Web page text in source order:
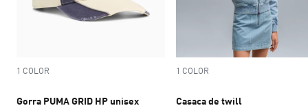
1 COLOR
Gorra PUMA GRID HP unisex
1 COLOR
Casaca de twill